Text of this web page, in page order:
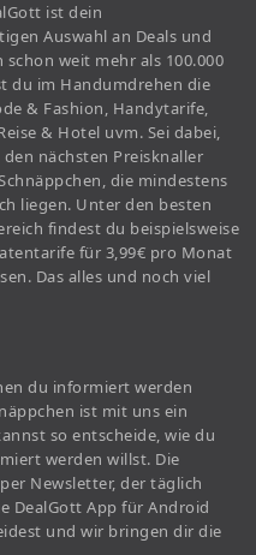
ist dein
Auswahl an Deals und
schon weit mehr als 100.000
du im Handumdrehen die
& Fashion, Handytarife,
& Hotel uvm. Sei dabei,
nächsten Preisknaller
die mindestens
liegen. Unter den besten
findest du beispielsweise
für 3,99€ pro Monat
Das alles und noch viel
du informiert werden
ist mit uns ein
so entscheide, wie du
werden willst. Die
Newsletter, der täglich
DealGott App für Android
und wir bringen dir die